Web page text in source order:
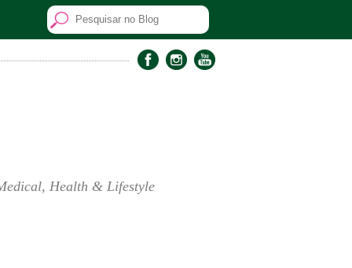
Health & Lifestyle